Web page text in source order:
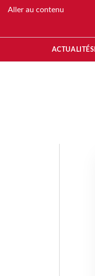
Aller au contenu
ACTUALITÉS